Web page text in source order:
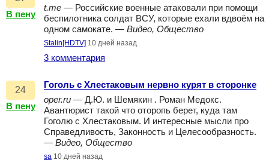
В пену
t.me — Российские военные атаковали при помощи
беспилотника солдат ВСУ, которые ехали вдвоём на
одном самокате. — Видео, Общество
Stalin[HDTV] 10 дней назад
3 комментария
24
В пену
Гоголь с Хлестаковым нервно курят в сторонке
oper.ru — Д.Ю. и Шемякин . Роман Медокс.
Авантюрист такой что оторопь берет, куда там
Гоголю с Хлестаковым. И интересные мысли про
Справедливость, Законность и Целесообразность.
— Видео, Общество
sa 10 дней назад